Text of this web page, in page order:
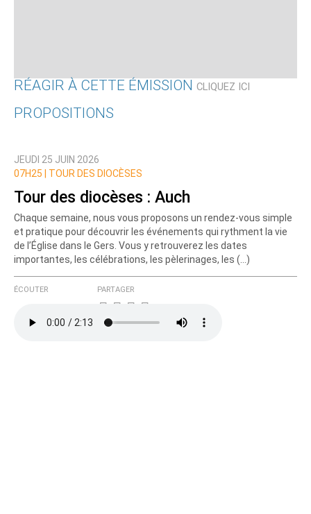
RÉAGIR À CETTE ÉMISSION CLIQUEZ ICI
Nom
Courriel (non publié)
Ajoutez votre commentaire ici
Texte de votre message
PROPOSITIONS
JEUDI 25 JUIN 2026
07H25 |
TOUR DES DIOCÈSES
Tour des diocèses : Auch
Chaque semaine, nous vous proposons un rendez-vous simple
et pratique pour découvrir les événements qui rythment la vie
de l’Église dans le Gers. Vous y retrouverez les dates
importantes, les célébrations, les pèlerinages, les (…)
ÉCOUTER PARTAGER